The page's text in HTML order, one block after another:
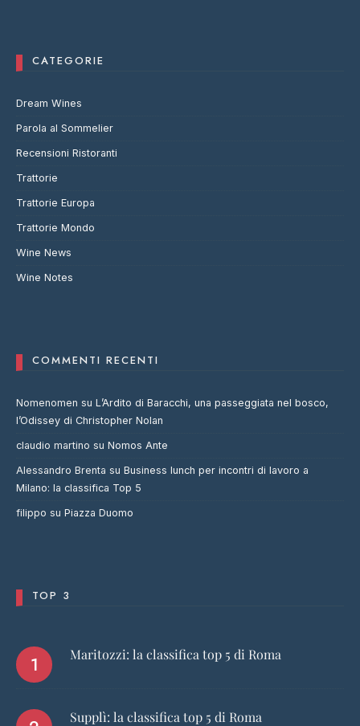
CATEGORIE
Dream Wines
Parola al Sommelier
Recensioni Ristoranti
Trattorie
Trattorie Europa
Trattorie Mondo
Wine News
Wine Notes
COMMENTI RECENTI
Nomenomen su L’Ardito di Baracchi, una passeggiata nel bosco,
l’Odissey di Christopher Nolan
claudio martino su Nomos Ante
Alessandro Brenta su Business lunch per incontri di lavoro a
Milano: la classifica Top 5
filippo su Piazza Duomo
TOP 3
Maritozzi: la classifica top 5 di Roma
Supplì: la classifica top 5 di Roma